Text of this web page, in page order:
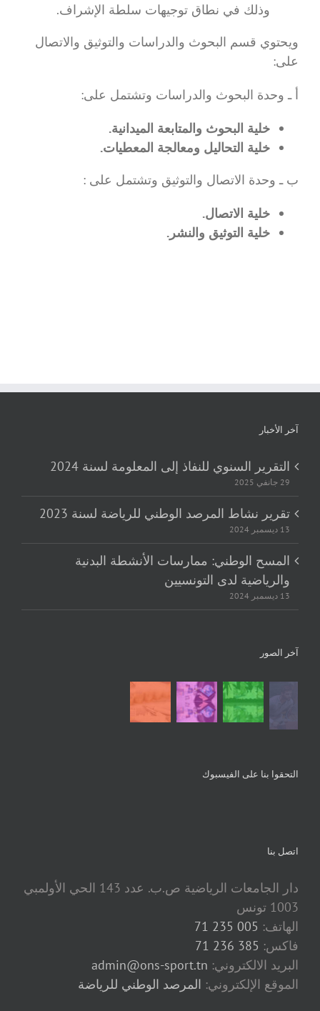
وذلك في نطاق توجيهات سلطة الإشراف.
ويحتوي قسم البحوث والدراسات والتوثيق والاتصال
على:
أ ـ وحدة البحوث والدراسات وتشتمل على:
خلية البحوث والمتابعة الميدانية.
خلية التحاليل ومعالجة المعطيات.
ب ـ وحدة الاتصال والتوثيق وتشتمل على :
خلية الاتصال.
خلية التوثيق والنشر.
آخر الأخبار
التقرير السنوي للنفاذ إلى المعلومة لسنة 2024
29 جانفي 2025
تقرير نشاط المرصد الوطني للرياضة لسنة 2023
13 ديسمبر 2024
المسح الوطني: ممارسات الأنشطة البدنية
والرياضية لدى التونسيين
13 ديسمبر 2024
آخر الصور
التحقوا بنا على الفيسبوك
اتصل بنا
دار الجامعات الرياضية ص.ب. عدد 143 الحي الأولمبي
1003 تونس
الهاتف: 005 235 71
فاكس: 385 236 71
البريد الالكتروني: admin@ons-sport.tn
الموقع الإلكتروني: المرصد الوطني للرياضة